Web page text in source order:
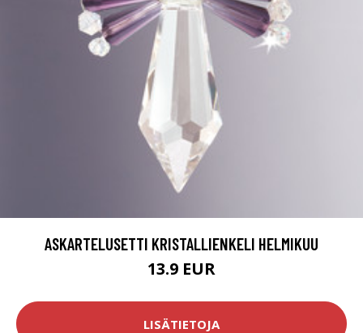
ASKARTELUSETTI KRISTALLIENKELI HELMIKUU
13.9 EUR
LISÄTIETOJA